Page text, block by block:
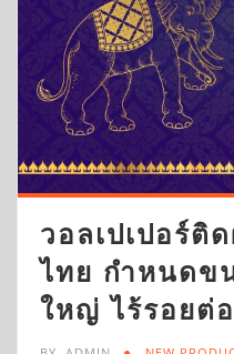
วอลเปเปอร์ติ
ไทย กำหนดข
ใหญ่ ไร้รอยต่อ